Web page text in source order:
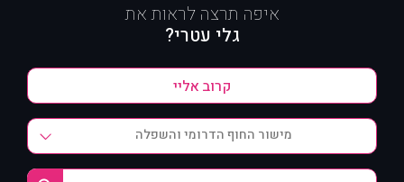
איפה תרצה לראות את
גלי עטרי?
מישור החוף הדרומי והשפלה